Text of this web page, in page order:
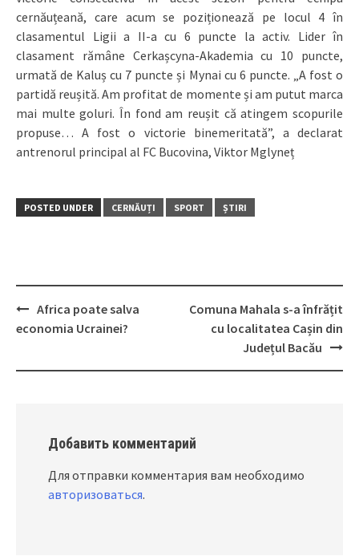
cernăuțeană, care acum se poziționează pe locul 4 în
clasamentul Ligii a II-a cu 6 puncte la activ. Lider în
clasament rămâne Cerkașcyna-Akademia cu 10 puncte,
urmată de Kaluș cu 7 puncte și Mynai cu 6 puncte. „A fost o
partidă reușită. Am profitat de momente și am putut marca
mai multe goluri. În fond am reușit că atingem scopurile
propuse… A fost o victorie binemeritată”, a declarat
antrenorul principal al FC Bucovina, Viktor Mglyneț
POSTED UNDER CERNĂUȚI SPORT ȘTIRI
Post
Africa poate salva
economia Ucrainei?
Comuna Mahala s-a înfrățit
cu localitatea Cașin din
Județul Bacău
Добавить комментарий
Для отправки комментария вам необходимо
авторизоваться.